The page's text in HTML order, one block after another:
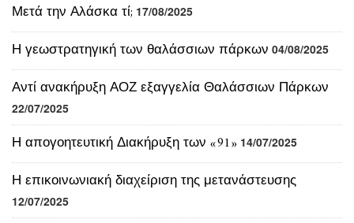
Μετά την Αλάσκα τί; 17/08/2025
Η γεωστρατηγική των θαλάσσιων πάρκων 04/08/2025
Αντί ανακήρυξη ΑΟΖ εξαγγελία Θαλάσσιων Πάρκων
22/07/2025
Η απογοητευτική Διακήρυξη των «91» 14/07/2025
Η επικοινωνιακή διαχείριση της μετανάστευσης
12/07/2025